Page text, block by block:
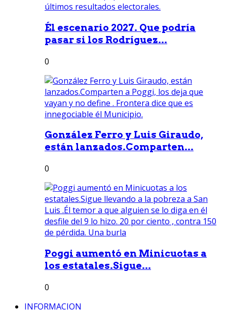
Él escenario 2027. Que podría
pasar si los Rodríguez...
0
González Ferro y Luis Giraudo,
están lanzados.Comparten...
0
Poggi aumentó en Minicuotas a
los estatales.Sigue...
0
INFORMACION